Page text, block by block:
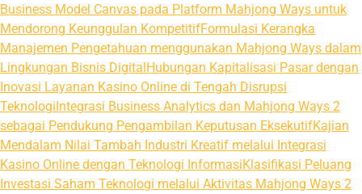
Business Model Canvas pada Platform Mahjong Ways untuk
Mendorong Keunggulan KompetitifFormulasi Kerangka
Manajemen Pengetahuan menggunakan Mahjong Ways dalam
Lingkungan Bisnis DigitalHubungan Kapitalisasi Pasar dengan
Inovasi Layanan Kasino Online di Tengah Disrupsi
TeknologiIntegrasi Business Analytics dan Mahjong Ways 2
sebagai Pendukung Pengambilan Keputusan EksekutifKajian
Mendalam Nilai Tambah Industri Kreatif melalui Integrasi
Kasino Online dengan Teknologi InformasiKlasifikasi Peluang
Investasi Saham Teknologi melalui Aktivitas Mahjong Ways 2